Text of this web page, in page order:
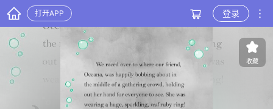
打开APP 登录
收藏